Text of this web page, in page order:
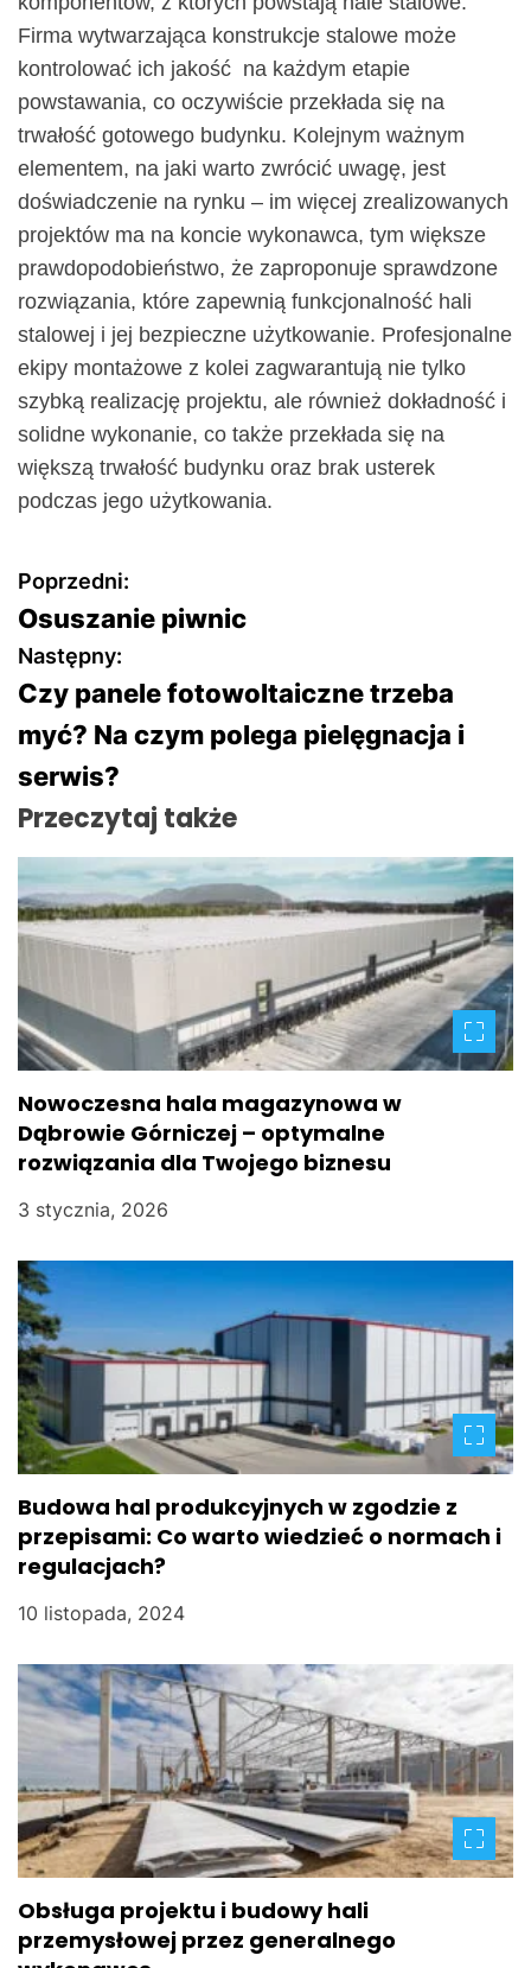
Firma wytwarzająca konstrukcje stalowe może
kontrolować ich jakość na każdym etapie
powstawania, co oczywiście przekłada się na
trwałość gotowego budynku. Kolejnym ważnym
elementem, na jaki warto zwrócić uwagę, jest
doświadczenie na rynku – im więcej zrealizowanych
projektów ma na koncie wykonawca, tym większe
prawdopodobieństwo, że zaproponuje sprawdzone
rozwiązania, które zapewnią funkcjonalność hali
stalowej i jej bezpieczne użytkowanie. Profesjonalne
ekipy montażowe z kolei zagwarantują nie tylko
szybką realizację projektu, ale również dokładność i
solidne wykonanie, co także przekłada się na
większą trwałość budynku oraz brak usterek
podczas jego użytkowania.
N
a
w
i
g
c
j
a
w
p
i
s
u
Poprzedni:
Osuszanie piwnic
Następny:
Czy panele fotowoltaiczne trzeba
myć? Na czym polega pielęgnacja i
serwis?
Przeczytaj także
Nowoczesna hala magazynowa w
Dąbrowie Górniczej – optymalne
rozwiązania dla Twojego biznesu
3 stycznia, 2026
Budowa hal produkcyjnych w zgodzie z
przepisami: Co warto wiedzieć o normach i
regulacjach?
10 listopada, 2024
Obsługa projektu i budowy hali
przemysłowej przez generalnego